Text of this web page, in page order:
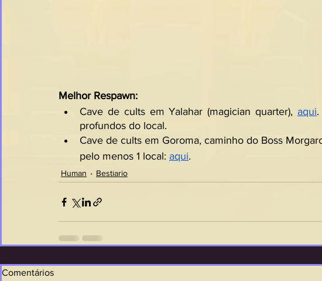
Melhor Respawn:
Cave de cults em Yalahar (magician quarter), aqui
profundos do local.
Cave de cults em Goroma, caminho do Boss
pelo menos 1 local: aqui.
Human Bestiario
Comentários